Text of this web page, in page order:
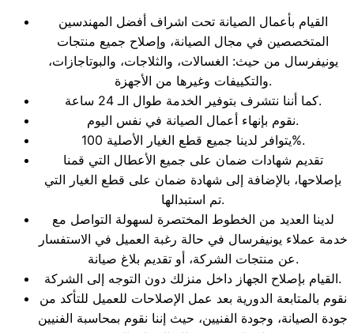
القيام بأعمال الصيانة تحت اشراف أفضل المهندسين
المتخصصين في مجال الصيانة، وإصلاح جميع منتجات
يونيفرسال من حيث: الغسالات، والثلاجات، والبوتاجازات،
والتكييفات وغيرها من الأجهزة.
كما أننا نتشرف بتوفير الخدمة طوال الـ 24 ساعة.
نقوم بإنهاء أعمال الصيانة في نفس اليوم.
يتوافر لدينا جميع قطع الغيار الأصلية 100%.
تقديم شهادات ضمان على جميع الأعطال التي قمنا
بإصلاحها، بالإضافة إلى شهادة ضمان على قطع الغيار التي
تم استبدالها.
لدينا العديد من الخطوط المختصرة لسهولة التواصل مع
خدمة عملاء يونيفرسال في حالة رغبة العميل في الاستفسار
عن منتجات الشركة، أو تقديم بلاغ صيانة.
القيام بإصلاح الجهاز داخل منزلك دون التوجه إلى الشركة.
نقوم بالمتابعة الدورية بعد عمل الإصلاحات للعميل للتأكد من
جودة الصيانة، وجودة الفنيين، حيث إننا نقوم بمحاسبة الفنيين